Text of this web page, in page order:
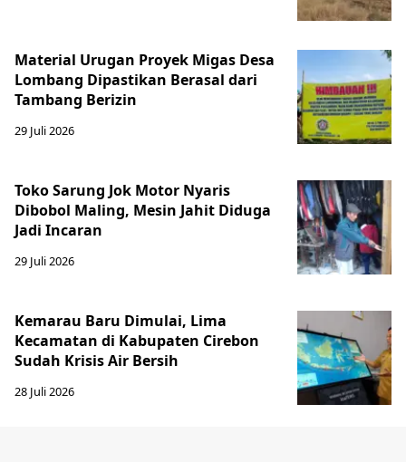
Material Urugan Proyek Migas Desa
Lombang Dipastikan Berasal dari
Tambang Berizin
29 Juli 2026
Toko Sarung Jok Motor Nyaris
Dibobol Maling, Mesin Jahit Diduga
Jadi Incaran
29 Juli 2026
Kemarau Baru Dimulai, Lima
Kecamatan di Kabupaten Cirebon
Sudah Krisis Air Bersih
28 Juli 2026